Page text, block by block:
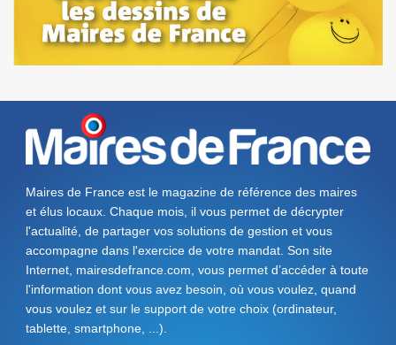
Maires de France est le magazine de référence des maires
et élus locaux. Chaque mois, il vous permet de décrypter
l'actualité, de partager vos solutions de gestion et vous
accompagne dans l'exercice de votre mandat. Son site
Internet, mairesdefrance.com, vous permet d’accéder à toute
l'information dont vous avez besoin, où vous voulez, quand
vous voulez et sur le support de votre choix (ordinateur,
tablette, smartphone, ...).